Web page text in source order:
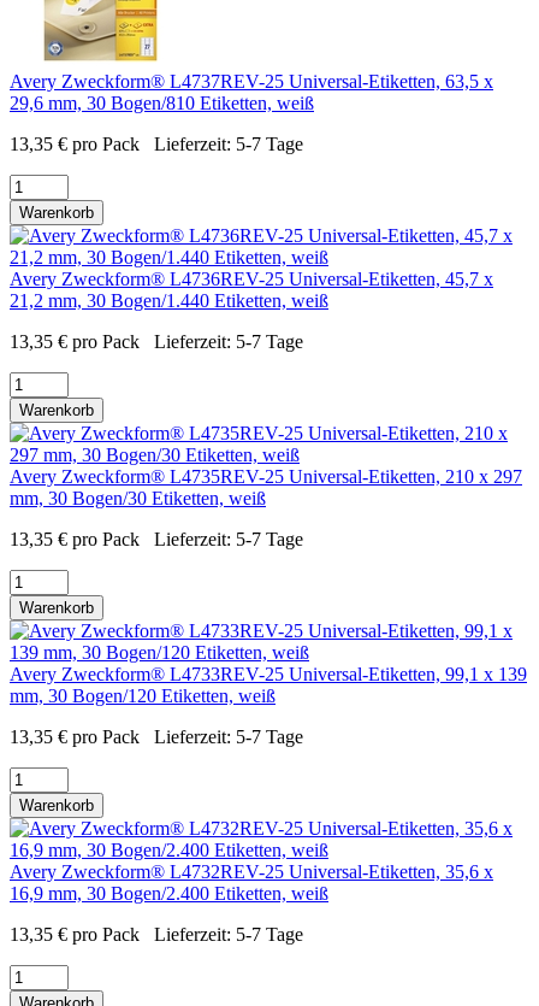
Avery Zweckform® L4737REV-25 Universal-Etiketten, 63,5 x
29,6 mm, 30 Bogen/810 Etiketten, weiß
13,35 € pro Pack Lieferzeit: 5-7 Tage
Warenkorb
Avery Zweckform® L4736REV-25 Universal-Etiketten, 45,7 x
21,2 mm, 30 Bogen/1.440 Etiketten, weiß
13,35 € pro Pack Lieferzeit: 5-7 Tage
Warenkorb
Avery Zweckform® L4735REV-25 Universal-Etiketten, 210 x 297
mm, 30 Bogen/30 Etiketten, weiß
13,35 € pro Pack Lieferzeit: 5-7 Tage
Warenkorb
Avery Zweckform® L4733REV-25 Universal-Etiketten, 99,1 x 139
mm, 30 Bogen/120 Etiketten, weiß
13,35 € pro Pack Lieferzeit: 5-7 Tage
Warenkorb
Avery Zweckform® L4732REV-25 Universal-Etiketten, 35,6 x
16,9 mm, 30 Bogen/2.400 Etiketten, weiß
13,35 € pro Pack Lieferzeit: 5-7 Tage